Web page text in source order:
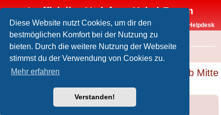
Diese Website nutzt Cookies, um dir den
bestmöglichen Komfort bei der Nutzung zu
bieten. Durch die weitere Nutzung der Webseite
stimmst du der Verwendung von Cookies zu.
Mehr erfahren
Verstanden!
Inoffizielles Vodafone-Kabel-Forum
Vodafone-Kabel-Helpdesk
FAQ
Foren-Übersicht Rund um Vodafone / Aktuelles
DOCSIS 3.1 Upload mit max. 100 Mbit/s ab Mitte